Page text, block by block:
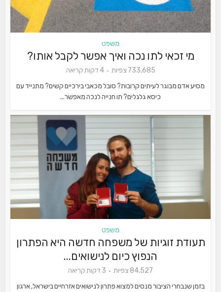
משפט
מי זכאי לתו נכה ואיך אפשר לקבל אותו?
733,685 צפיות
4 דקות קריאה
מסיע אדם מבוגר לעיתים קרובות? סובל מכאבי בירכיים קשים? מתנייד עם
כיסא גלגלים? תו חנייה לנכה מאפשר...
משפט
תעודת זוגיות של משפחה חדשה היא הפתרון
הנפוץ כיום לנישואים...
84,527 צפיות
3 דקות קריאה
בזמן שנבחרי הציבור מנסים למצוא פתרון לנישואים אזרחיים בישראל, ארגון